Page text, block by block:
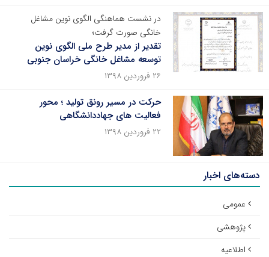
در نشست هماهنگی الگوی نوین مشاغل
خانگی صورت گرفت؛
تقدیر از مدیر طرح ملی الگوی نوین
توسعه مشاغل خانگی خراسان جنوبی
۲۶ فروردین ۱۳۹۸
حرکت در مسیر رونق تولید ؛ محور
فعالیت های جهاددانشگاهی
۲۲ فروردین ۱۳۹۸
دسته‌های اخبار
عمومی
پژوهشی
اطلاعیه